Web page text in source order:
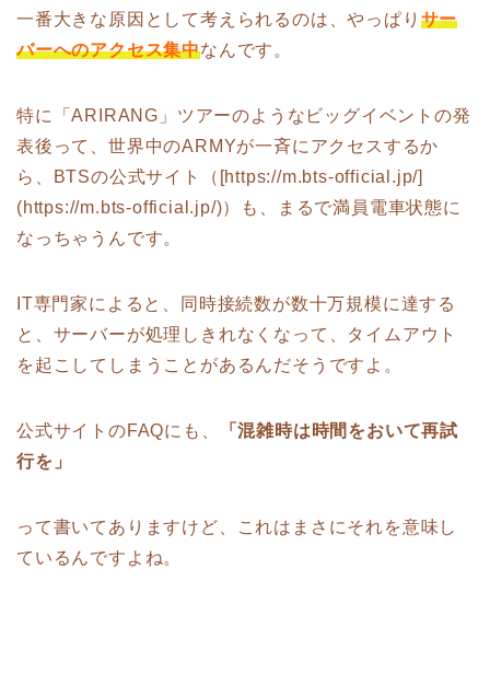
一番大きな原因として考えられるのは、やっぱり サー
バーへのアクセス集中なんです。
特に「ARIRANG」ツアーのようなビッグイベントの発
表後って、世界中のARMYが一斉にアクセスするか
ら、BTSの公式サイト（[https://m.bts-official.jp/]
(https://m.bts-official.jp/)）も、まるで満員電車状態に
なっちゃうんです。
IT専門家によると、同時接続数が数十万規模に達する
と、サーバーが処理しきれなくなって、タイムアウト
を起こしてしまうことがあるんだそうですよ。
公式サイトのFAQにも、
「混雑時は時間をおいて再試
行を」
って書いてありますけど、これはまさにそれを意味し
ているんですよね。